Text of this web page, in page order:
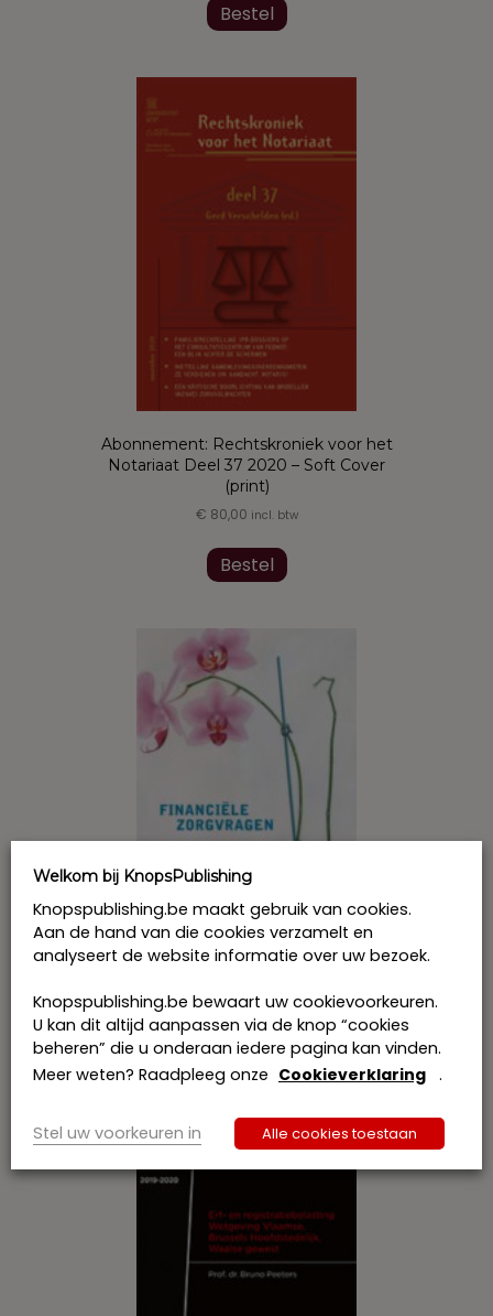
Bestel
Abonnement: Rechtskroniek voor het
Notariaat Deel 37 2020 – Soft Cover
(print)
€ 80,00 incl. btw
Bestel
Financiële zorgvragen, in goede en
kwade dagen
€30,50 incl. btw
Bestel
Welkom bij KnopsPublishing
Knopspublishing.be maakt gebruik van cookies.
Aan de hand van die cookies verzamelt en
analyseert de website informatie over uw bezoek.
Knopspublishing.be bewaart uw cookievoorkeuren.
U kan dit altijd aanpassen via de knop “cookies
beheren” die u onderaan iedere pagina kan vinden.
Meer weten? Raadpleeg onze Cookieverklaring .
Stel uw voorkeuren in Alle cookies toestaan